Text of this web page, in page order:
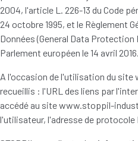
2004, l'article L. 226-13 du Code
24 octobre 1995, et le Règlement
Données (General Data
Parlement européen le 14 avril 2016.
A l'occasion de l'utilisation du
recueillis : l'URL des liens par
accédé au site www.stoppil-
l'utilisateur, l'adresse de protocole